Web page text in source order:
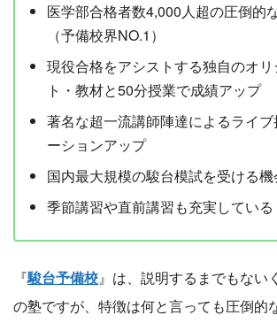
医学部合格者数4,000人超の圧倒的
（予備校界NO.1）
現役合格をアシストする独自のオ
ト・教材と50分授業で成績アップ
著名な超一流講師陣達によるライ
ーションアップ
国内最大規模の駿台模試を受ける
季節講習や直前講習も充実している
『駿台予備校』は、説明するまでもない
の塾ですが、特徴は何と言っても圧倒的